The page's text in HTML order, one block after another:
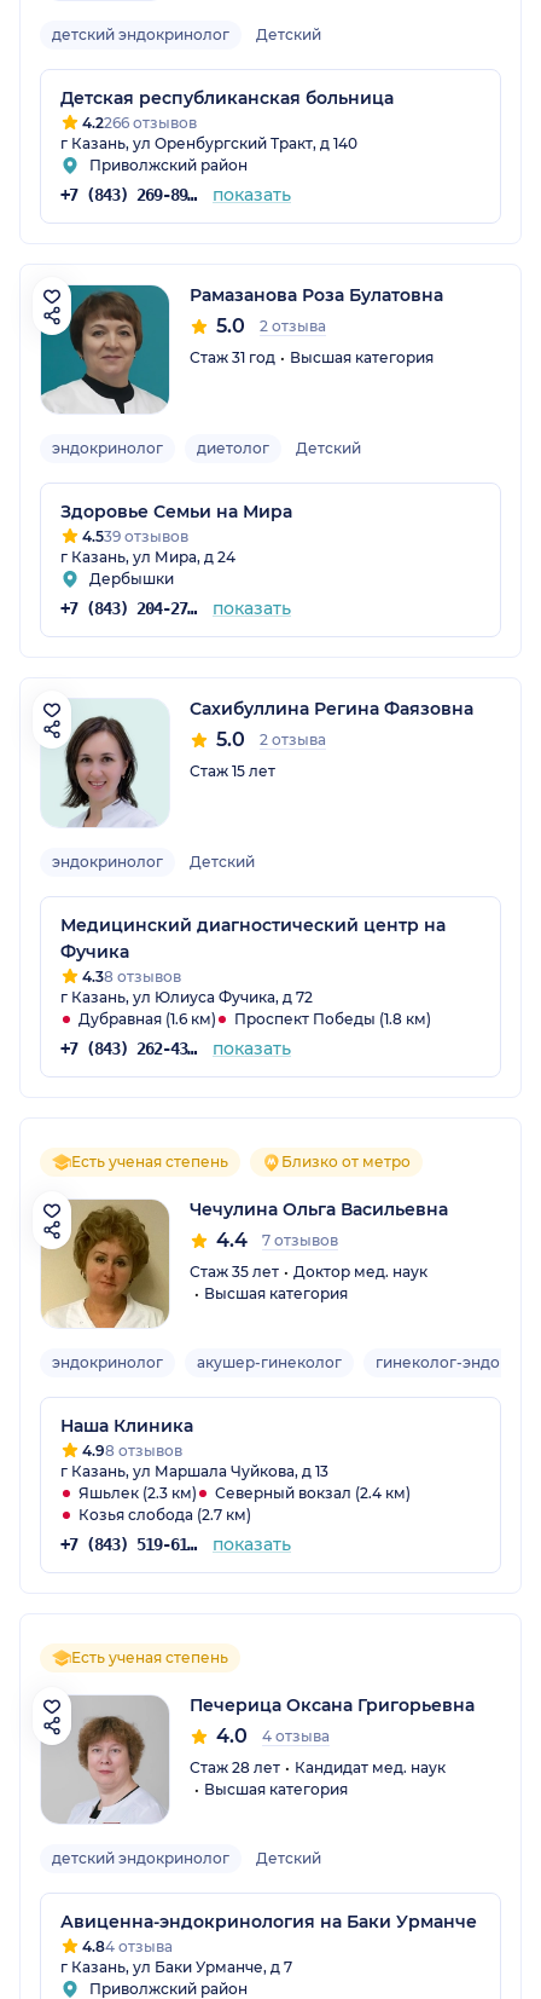
детский эндокринолог Детский
Детская республиканская больница
4.2266 отзывов
г Казань, ул Оренбургский Тракт, д 140
Приволжский район
+7 (843) 269-89-00 показать
Рамазанова Роза Булатовна
5.0
2 отзыва
Стаж 31 год
Высшая категория
эндокринолог диетолог Детский
Здоровье Семьи на Мира
4.539 отзывов
г Казань, ул Мира, д 24
Дербышки
+7 (843) 204-27-00 показать
Сахибуллина Регина Фаязовна
5.0
2 отзыва
Стаж 15 лет
эндокринолог Детский
Медицинский диагностический центр на
Фучика
4.38 отзывов
г Казань, ул Юлиуса Фучика, д 72
Дубравная (1.6 км)
Проспект Победы (1.8 км)
+7 (843) 262-43-33 показать
Есть ученая степень Близко от метро
Чечулина Ольга Васильевна
4.4
7 отзывов
Стаж 35 лет
Доктор мед. наук
Высшая категория
эндокринолог акушер-гинеколог гинеколог-
Наша Клиника
4.98 отзывов
г Казань, ул Маршала Чуйкова, д 13
Яшьлек (2.3 км)
Северный вокзал (2.4 км)
Козья слобода (2.7 км)
+7 (843) 519-61-62 показать
Есть ученая степень
Печерица Оксана Григорьевна
4.0
4 отзыва
Стаж 28 лет
Кандидат мед. наук
Высшая категория
детский эндокринолог Детский
Авиценна-эндокринология на Баки Урманче
4.84 отзыва
г Казань, ул Баки Урманче, д 7
Приволжский район